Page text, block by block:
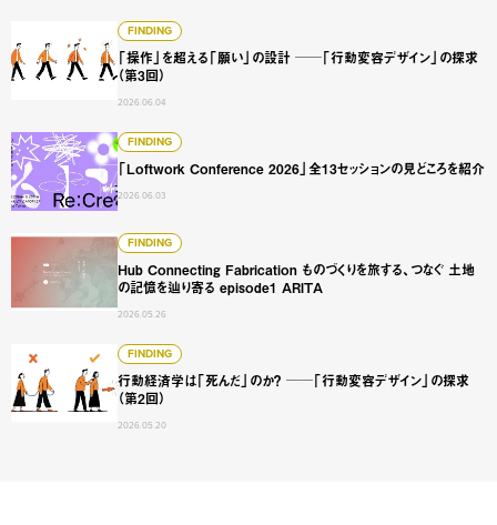
FINDING
「操作」を超える「願い」の設計 ──「行動変容デザイン」の探求
（第3回）
2026.06.04
「操作」を超える「願い」の設計 ──「行動変容デザイン」
FINDING
「Loftwork Conference 2026」全13セッションの見どころを紹介
2026.06.03
「Loftwork Conference 2026」全13セッションの見どころ
FINDING
Hub Connecting Fabrication ものづくりを旅する、つなぐ 土地
の記憶を辿り寄る episode1 ARITA
2026.05.26
Hub Connecting Fabrication ものづくりを旅する、つなぐ
FINDING
行動経済学は「死んだ」のか？ ──「行動変容デザイン」の探求
（第2回）
2026.05.20
行動経済学は「死んだ」のか？ ──「行動変容デザイン」の